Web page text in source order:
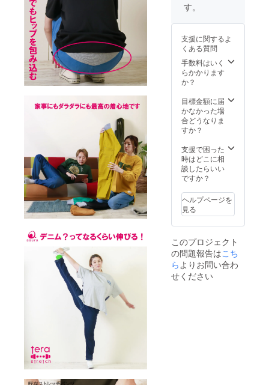
もので
す。
支援に関するよ
くある質問
手数料はいく
らかかります
か？
目標金額に届
かなかった場
合どうなりま
すか？
支援で困った
時はどこに相
談したらいい
ですか？
ヘルプページを
見る
このプロジェクト
の問題報告はこち
らよりお問い合わ
せください